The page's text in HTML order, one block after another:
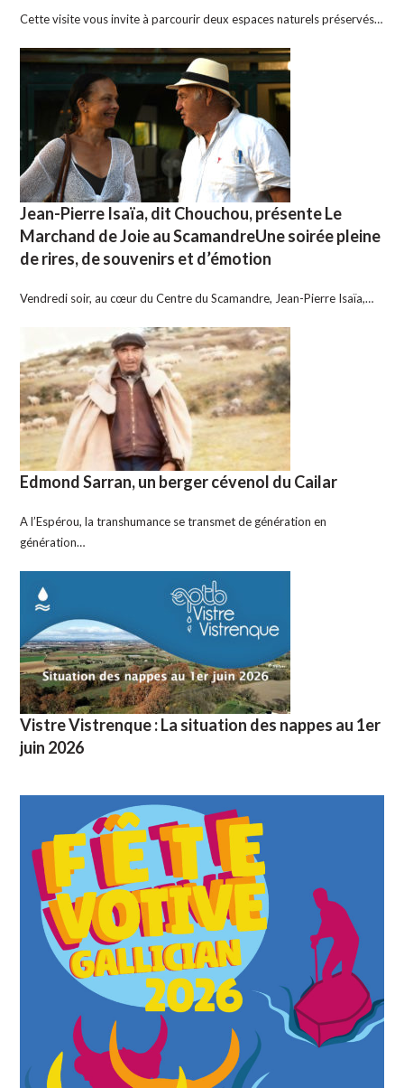
Cette visite vous invite à parcourir deux espaces naturels préservés…
Jean-Pierre Isaïa, dit Chouchou, présente Le
Marchand de Joie au ScamandreUne soirée pleine
de rires, de souvenirs et d’émotion
Vendredi soir, au cœur du Centre du Scamandre, Jean-Pierre Isaïa,…
Edmond Sarran, un berger cévenol du Cailar
A l’Espérou, la transhumance se transmet de génération en
génération…
Vistre Vistrenque : La situation des nappes au 1er
juin 2026